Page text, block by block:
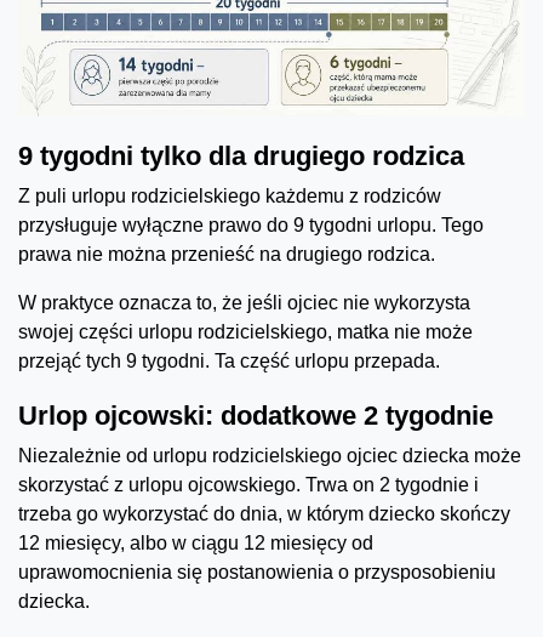
9 tygodni tylko dla drugiego rodzica
Z puli urlopu rodzicielskiego każdemu z rodziców
przysługuje wyłączne prawo do 9 tygodni urlopu. Tego
prawa nie można przenieść na drugiego rodzica.
W praktyce oznacza to, że jeśli ojciec nie wykorzysta
swojej części urlopu rodzicielskiego, matka nie może
przejąć tych 9 tygodni. Ta część urlopu przepada.
Urlop ojcowski: dodatkowe 2 tygodnie
Niezależnie od urlopu rodzicielskiego ojciec dziecka może
skorzystać z urlopu ojcowskiego. Trwa on 2 tygodnie i
trzeba go wykorzystać do dnia, w którym dziecko skończy
12 miesięcy, albo w ciągu 12 miesięcy od
uprawomocnienia się postanowienia o przysposobieniu
dziecka.